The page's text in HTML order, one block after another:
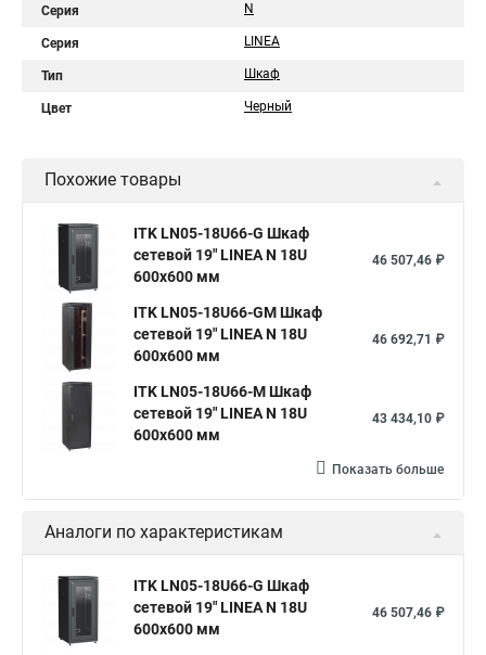
Серия N
Серия LINEA
Тип Шкаф
Цвет Черный
Похожие товары
ITK LN05-18U66-G Шкаф
сетевой 19" LINEA N 18U
600х600 мм
46 507,46 ₽
ITK LN05-18U66-GM Шкаф
сетевой 19" LINEA N 18U
600х600 мм
46 692,71 ₽
ITK LN05-18U66-M Шкаф
сетевой 19" LINEA N 18U
600х600 мм
43 434,10 ₽
Показать больше
Аналоги по характеристикам
ITK LN05-18U66-G Шкаф
сетевой 19" LINEA N 18U
600х600 мм
46 507,46 ₽